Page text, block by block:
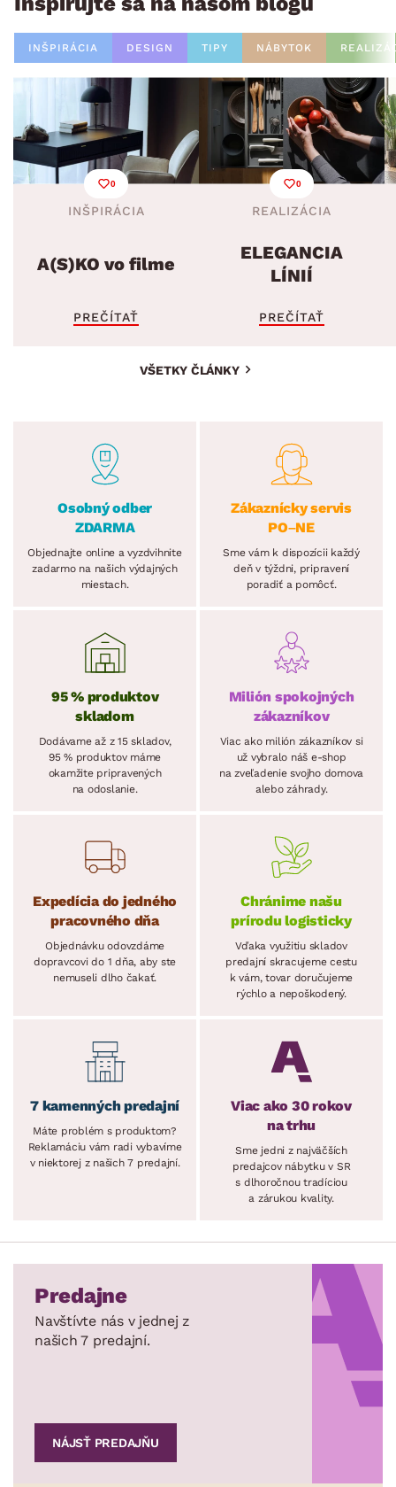
INŠPIRÁCIA DESIGN TIPY NÁBYTOK
0
INŠPIRÁCIA
A(S)KO vo filme
PREČÍTAŤ
0
REALIZÁCIA
ELEGANCIA
LÍNIÍ
PREČÍTAŤ
VŠETKY ČLÁNKY
Osobný odber
ZDARMA
Objednajte online a vyzdvihnite
zadarmo na našich výdajných
miestach.
Zákaznícky servis
PO–NE
Sme vám k dispozícii každý
deň v týždni, pripravení
poradiť a pomôcť.
95 % produktov
skladom
Dodávame až z 15 skladov,
95 % produktov máme
okamžite pripravených
na odoslanie.
Milión spokojných
zákazníkov
Viac ako milión zákazníkov si
už vybralo náš e-shop
na zveľadenie svojho domova
alebo záhrady.
Expedícia do jedného
pracovného dňa
Objednávku odovzdáme
dopravcovi do 1 dňa, aby ste
nemuseli dlho čakať.
Chránime našu
prírodu logisticky
Vďaka využitiu skladov
predajní skracujeme cestu
k vám, tovar doručujeme
rýchlo a nepoškodený.
7 kamenných predajní
Máte problém s produktom?
Reklamáciu vám radi vybavíme
v niektorej z našich 7 predajní.
Viac ako 30 rokov
na trhu
Sme jedni z najväčších
predajcov nábytku v SR
s dlhoročnou tradíciou
a zárukou kvality.
Predajne
Navštívte nás v jednej z
našich 7 predajní.
NÁJSŤ PREDAJŇU